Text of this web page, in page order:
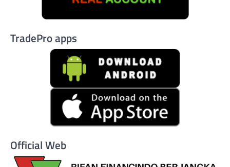
TradePro apps
Official Web